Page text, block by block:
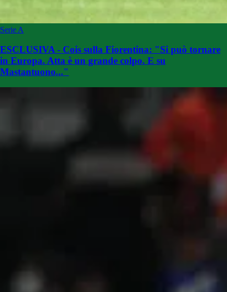
Serie A
ESCLUSIVA - Cois sulla Fiorentina: "Si può tornare
in Europa. Atta è un grande colpo. E su
Mastantuono..."